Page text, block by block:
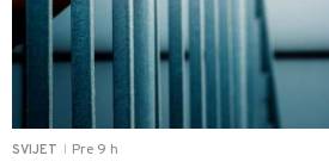
SVIJET Pre 9 h